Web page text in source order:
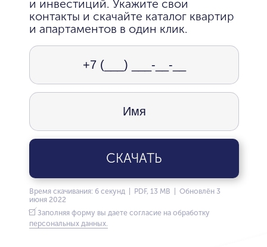
и инвестиций. Укажите свои
контакты и скачайте каталог квартир
и апартаментов в один клик.
СКАЧАТЬ
Время скачивания: 6 секунд | PDF, 13 MB | Обновлён 3
июня 2022
Заполняя форму вы даете согласие на обработку
персональных данных.